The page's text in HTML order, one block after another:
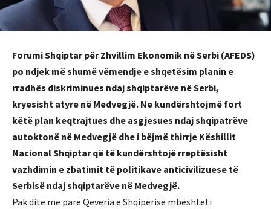
Forumi Shqiptar për Zhvillim Ekonomik në Serbi (AFEDS)
po ndjek më shumë vëmendje e shqetësim planin e
rradhës diskriminues ndaj shqiptarëve në Serbi,
kryesisht atyre në Medvegjë. Ne kundërshtojmë fort
këtë plan keqtrajtues dhe asgjesues ndaj shqipatrëve
autoktonë në Medvegjë dhe i bëjmë thirrje Këshillit
Nacional Shqiptar që të kundërshtojë rreptësisht
vazhdimin e zbatimit të politikave anticivilizuese të
Serbisë ndaj shqiptarëve në Medvegjë.
Pak ditë më parë Qeveria e Shqipërisë mbështeti